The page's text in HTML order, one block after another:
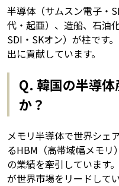
半導体（サムスン電子・
代・起亜）、造船、石油
SDI・SKオン）が柱です
出に貢献しています。
Q. 韓国の半導
か？
メモリ半導体で世界シェ
るHBM（高帯域幅メモ
の業績を牽引しています
が世界市場をリードしてい